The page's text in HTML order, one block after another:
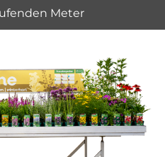
Meter